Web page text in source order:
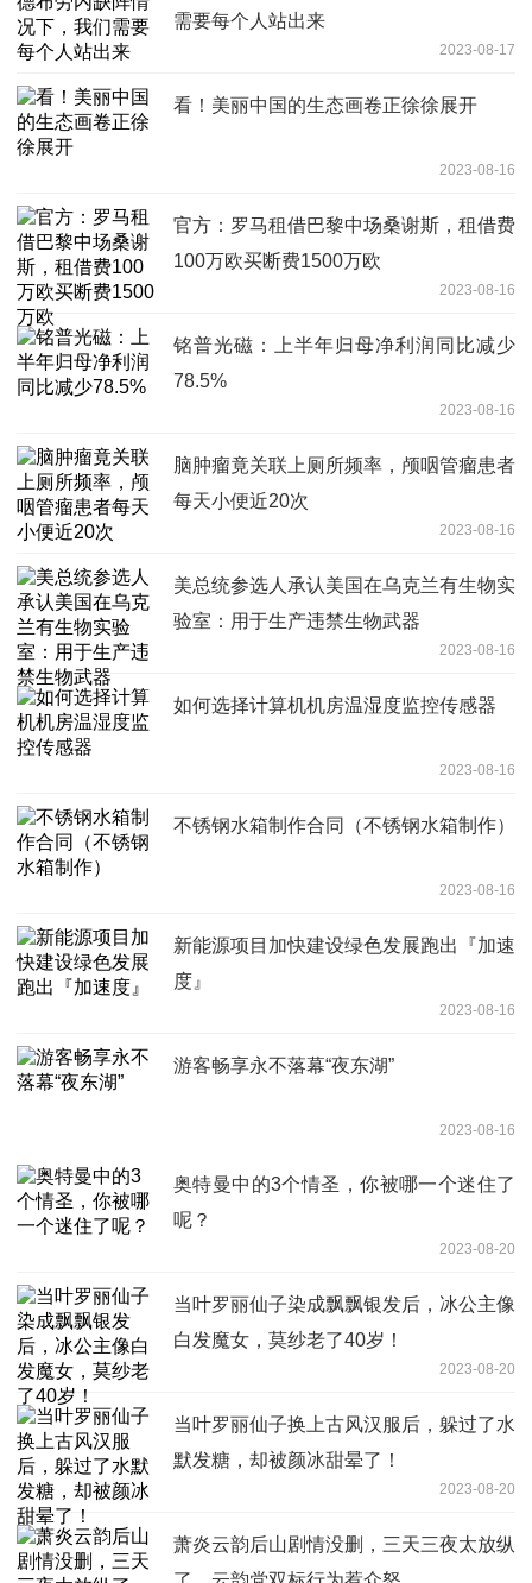
需要每个人站出来
2023-08-17
看！美丽中国的生态画卷正徐徐展开
2023-08-16
官方：罗马租借巴黎中场桑谢斯，租借费
100万欧买断费1500万欧
2023-08-16
铭普光磁：上半年归母净利润同比减少
78.5%
2023-08-16
脑肿瘤竟关联上厕所频率，颅咽管瘤患者
每天小便近20次
2023-08-16
美总统参选人承认美国在乌克兰有生物实
验室：用于生产违禁生物武器
2023-08-16
如何选择计算机机房温湿度监控传感器
2023-08-16
不锈钢水箱制作合同（不锈钢水箱制作）
2023-08-16
新能源项目加快建设绿色发展跑出『加速
度』
2023-08-16
游客畅享永不落幕“夜东湖”
2023-08-16
奥特曼中的3个情圣，你被哪一个迷住了
呢？
2023-08-20
当叶罗丽仙子染成飘飘银发后，冰公主像
白发魔女，莫纱老了40岁！
2023-08-20
当叶罗丽仙子换上古风汉服后，躲过了水
默发糖，却被颜冰甜晕了！
2023-08-20
萧炎云韵后山剧情没删，三天三夜太放纵